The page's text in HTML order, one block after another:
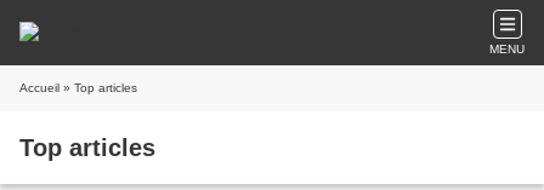
MENU
Accueil » Top articles
Top articles